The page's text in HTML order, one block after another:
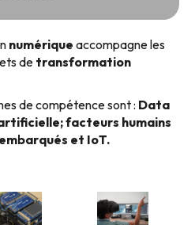
numérique accompagne les
de transformation
de compétence sont : Data
facteurs humains
et IoT.